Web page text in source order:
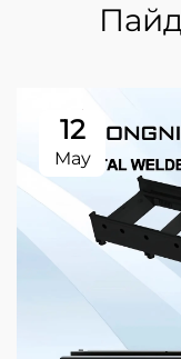
12
May